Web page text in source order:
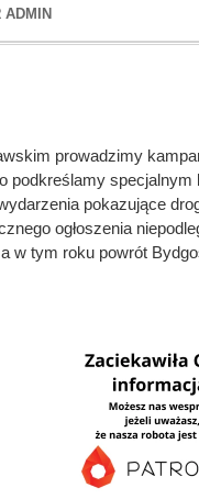
ADMIN
prowadzimy
podkreślamy
pokazujące
ogłoszenia
w tym roku powrót